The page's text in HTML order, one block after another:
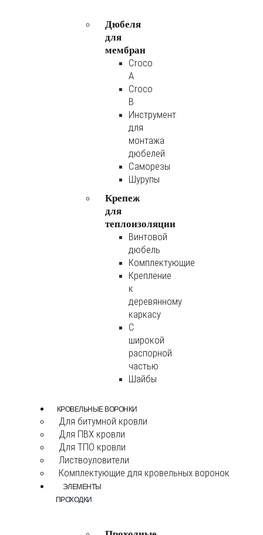
Дюбеля
для
мембран
Croco
A
Croco
B
Инструмент
для
монтажа
дюбелей
Саморезы
Шурупы
Крепеж
для
теплоизоляции
Винтовой
дюбель
Комплектующие
Крепление
к
деревянному
каркасу
С
широкой
распорной
частью
Шайбы
КРОВЕЛЬНЫЕ ВОРОНКИ
Для битумной кровли
Для ПВХ кровли
Для ТПО кровли
Листвоуловители
Комплектующие для кровельных воронок
ЭЛЕМЕНТЫ
ПРОХОДКИ